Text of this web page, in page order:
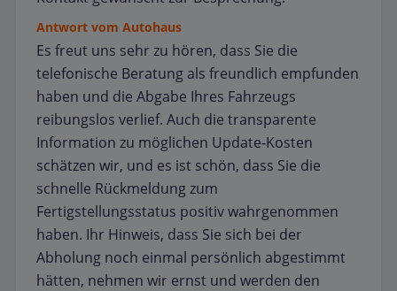
Antwort vom Autohaus
Es freut uns sehr zu hören, dass Sie die
telefonische Beratung als freundlich empfunden
haben und die Abgabe Ihres Fahrzeugs
reibungslos verlief. Auch die transparente
Information zu möglichen Update‑Kosten
schätzen wir, und es ist schön, dass Sie die
schnelle Rückmeldung zum
Fertigstellungsstatus positiv wahrgenommen
haben. Ihr Hinweis, dass Sie sich bei der
Abholung noch einmal persönlich abgestimmt
hätten, nehmen wir ernst und werden den